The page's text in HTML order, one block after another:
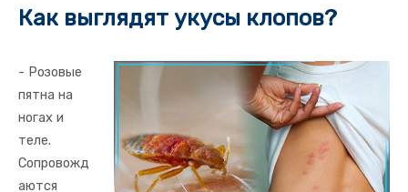
Как выглядят укусы клопов?
- Розовые
пятна на
ногах и
теле.
Сопровожд
аются